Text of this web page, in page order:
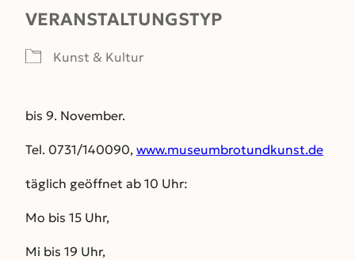
VERANSTALTUNGSTYP
Kunst & Kultur
bis 9. November.
Tel. 0731/140090, www.museumbrotundkunst.de
täglich geöffnet ab 10 Uhr:
Mo bis 15 Uhr,
Mi bis 19 Uhr,